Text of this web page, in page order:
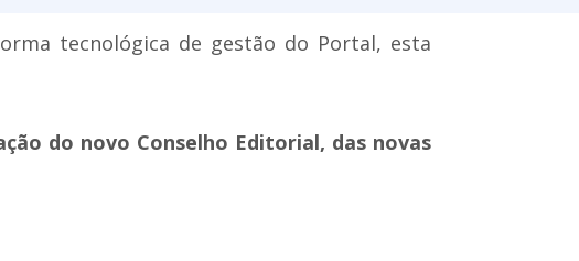
tecnológica de gestão do Portal, esta
do novo Conselho Editorial, das novas